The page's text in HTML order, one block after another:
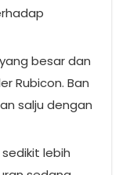
yang besar dan
Rubicon. Ban
salju dengan
sedikit lebih